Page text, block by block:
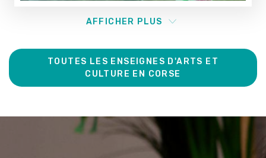
AFFICHER PLUS
TOUTES LES ENSEIGNES D'ARTS ET
CULTURE EN CORSE